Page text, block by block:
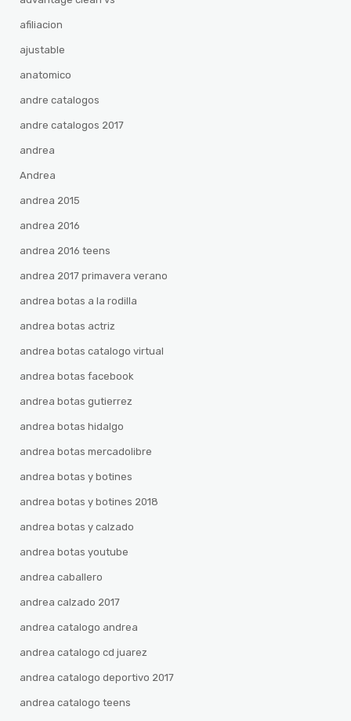
afiliacion
ajustable
anatomico
andre catalogos
andre catalogos 2017
andrea
Andrea
andrea 2015
andrea 2016
andrea 2016 teens
andrea 2017 primavera verano
andrea botas a la rodilla
andrea botas actriz
andrea botas catalogo virtual
andrea botas facebook
andrea botas gutierrez
andrea botas hidalgo
andrea botas mercadolibre
andrea botas y botines
andrea botas y botines 2018
andrea botas y calzado
andrea botas youtube
andrea caballero
andrea calzado 2017
andrea catalogo andrea
andrea catalogo cd juarez
andrea catalogo deportivo 2017
andrea catalogo teens